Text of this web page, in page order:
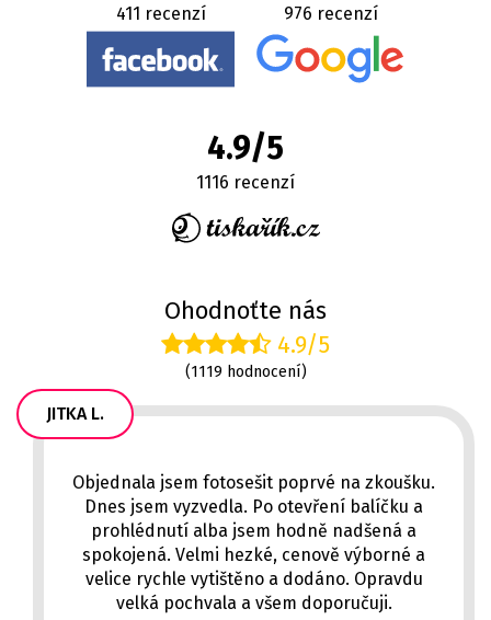
411 recenzí 976 recenzí
4.9/5
1116 recenzí
Ohodnoťte nás
4.9/5
(1119 hodnocení)
JITKA L.
Objednala jsem fotosešit poprvé na zkoušku.
Dnes jsem vyzvedla. Po otevření balíčku a
prohlédnutí alba jsem hodně nadšená a
spokojená. Velmi hezké, cenově výborné a
velice rychle vytištěno a dodáno. Opravdu
velká pochvala a všem doporučuji.